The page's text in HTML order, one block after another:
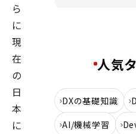
ら
に
現
在
の
日
本
に
人気
DXの基礎知識
AI/機械学習